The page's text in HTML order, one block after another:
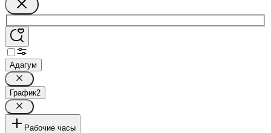
Адагум
График2
Рабочие часы